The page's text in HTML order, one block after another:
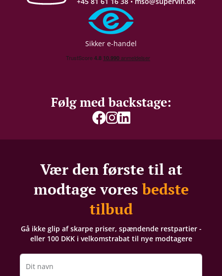
Sikker e-handel
Følg med backstage:
Vær den første til at
modtage voresbedste
tilbud
Gå ikke glip af skarpe priser, spændende restpartier -
eller 100 DKK i velkomstrabat til nye modtagere
Dit navn